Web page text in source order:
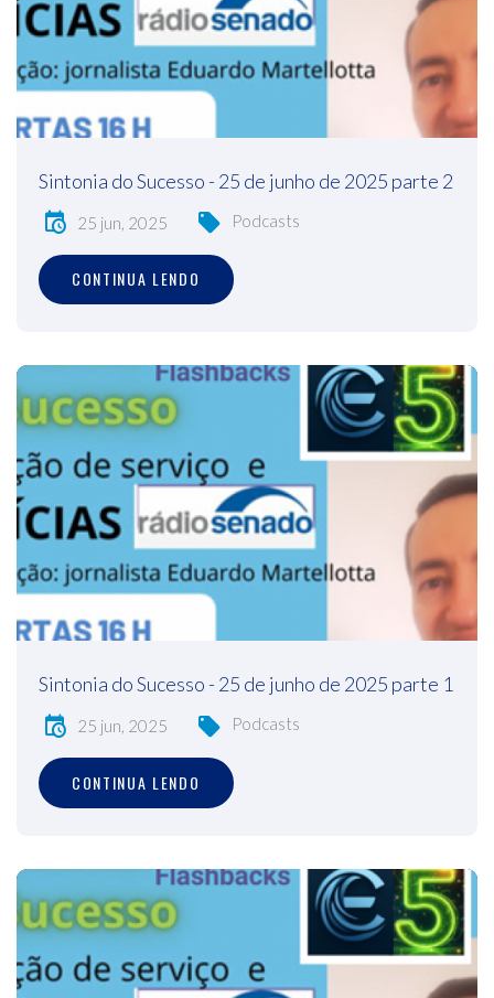
Sintonia do Sucesso - 25 de junho de 2025 parte 2
25 jun, 2025 Podcasts
CONTINUA LENDO
Sintonia do Sucesso - 25 de junho de 2025 parte 1
25 jun, 2025 Podcasts
CONTINUA LENDO